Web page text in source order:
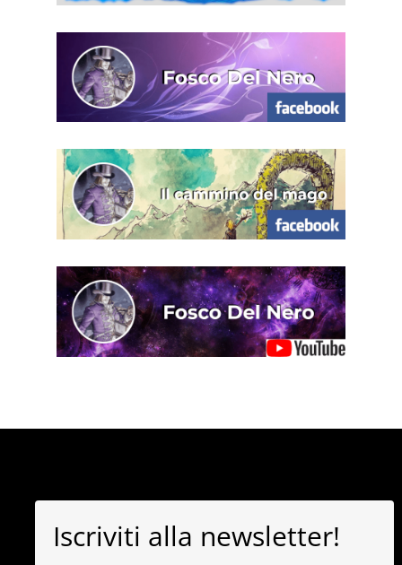
Iscriviti alla newsletter!